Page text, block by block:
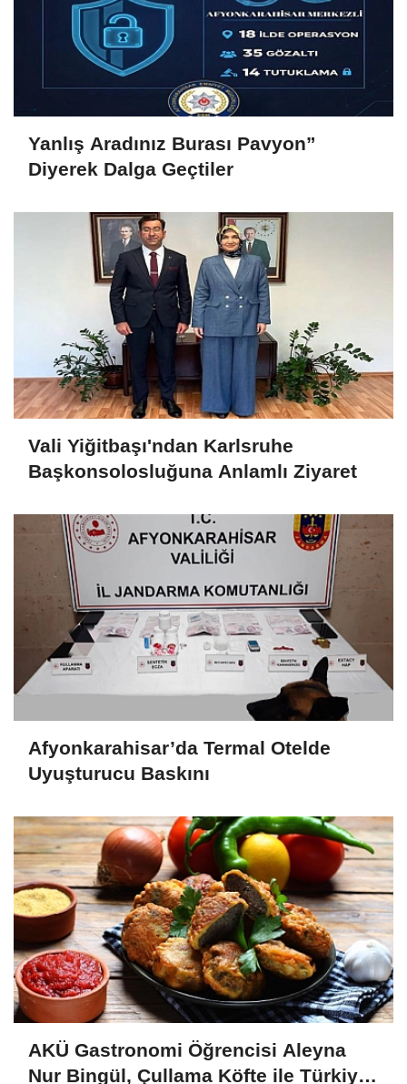
Yanlış Aradınız Burası Pavyon”
Diyerek Dalga Geçtiler
Vali Yiğitbaşı'ndan Karlsruhe
Başkonsolosluğuna Anlamlı Ziyaret
Afyonkarahisar’da Termal Otelde
Uyuşturucu Baskını
AKÜ Gastronomi Öğrencisi Aleyna
Nur Bingül, Çullama Köfte ile Türkiye